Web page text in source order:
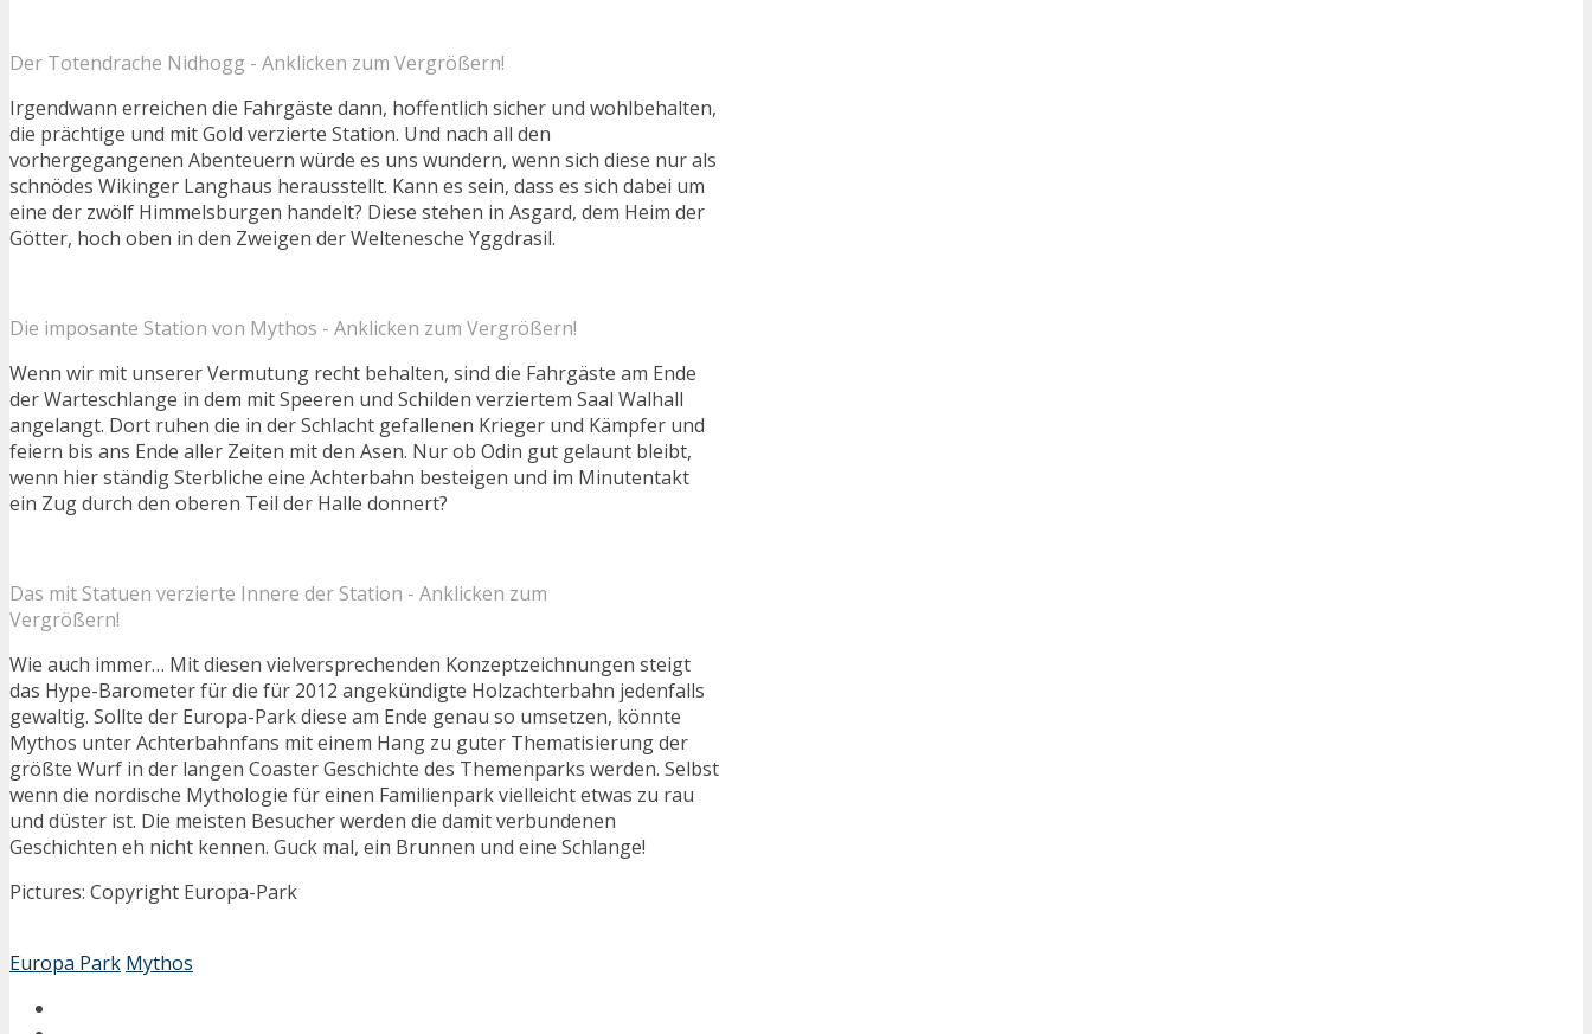
Der Totendrache Nidhogg - Anklicken zum Vergrößern!
Irgendwann erreichen die Fahrgäste dann, hoffentlich sicher und wohlbehalten,
die prächtige und mit Gold verzierte Station. Und nach all den
vorhergegangenen Abenteuern würde es uns wundern, wenn sich diese nur als
schnödes Wikinger Langhaus herausstellt. Kann es sein, dass es sich dabei um
eine der zwölf Himmelsburgen handelt? Diese stehen in Asgard, dem Heim der
Götter, hoch oben in den Zweigen der Weltenesche Yggdrasil.
Die imposante Station von Mythos - Anklicken zum Vergrößern!
Wenn wir mit unserer Vermutung recht behalten, sind die Fahrgäste am Ende
der Warteschlange in dem mit Speeren und Schilden verziertem Saal Walhall
angelangt. Dort ruhen die in der Schlacht gefallenen Krieger und Kämpfer und
feiern bis ans Ende aller Zeiten mit den Asen. Nur ob Odin gut gelaunt bleibt,
wenn hier ständig Sterbliche eine Achterbahn besteigen und im Minutentakt
ein Zug durch den oberen Teil der Halle donnert?
Das mit Statuen verzierte Innere der Station - Anklicken zum
Vergrößern!
Wie auch immer… Mit diesen vielversprechenden Konzeptzeichnungen steigt
das Hype-Barometer für die für 2012 angekündigte Holzachterbahn jedenfalls
gewaltig. Sollte der Europa-Park diese am Ende genau so umsetzen, könnte
Mythos unter Achterbahnfans mit einem Hang zu guter Thematisierung der
größte Wurf in der langen Coaster Geschichte des Themenparks werden. Selbst
wenn die nordische Mythologie für einen Familienpark vielleicht etwas zu rau
und düster ist. Die meisten Besucher werden die damit verbundenen
Geschichten eh nicht kennen. Guck mal, ein Brunnen und eine Schlange!
Pictures: Copyright Europa-Park
Europa Park Mythos